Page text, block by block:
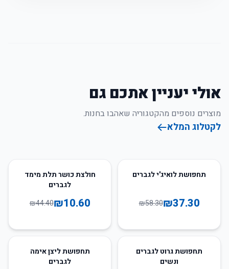
אולי יעניין אתכם גם
מוצרים נוספים מהקטגוריה שאהבו בחנות.
לקטלוג המלא
36
תחפושת לואיג'י לגברים
₪37.30
₪58.30
76
חולצת כושר תלת מימד
לגברים
₪10.60
₪44.40
45תחפושת גרוט לגברים
ונשים
תחפושת ליצן אימה
לגברים